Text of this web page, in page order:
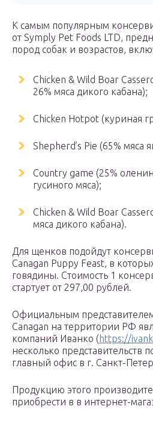
К самым популярным
от Symply Pet Foods LTD,
пород собак и возрастов,
Chicken & Wild Boar
26% мяса дикого кабана);
Chicken Hotpot (куриная
Shepherd’s Pie (65% мяса
Country game (25%
гусиного мяса);
Chicken & Wild Boar
мяса дикого кабана).
Для щенков подойдут
Canagan Puppy Feast, в
говядины. Стоимость 1
стартует от 297,00 рублей.
Официальным
Canagan на территории РФ
компаний Иванко (https://
несколько представительств
главный офис в г. Санкт-
Продукцию этого
приобрести в в интернет-